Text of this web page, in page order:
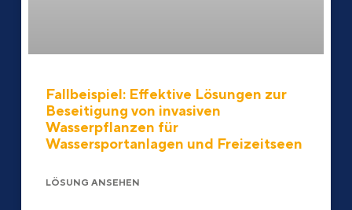
Fallbeispiel: Effektive Lösungen zur
Beseitigung von invasiven
Wasserpflanzen für
Wassersportanlagen und Freizeitseen
LÖSUNG ANSEHEN